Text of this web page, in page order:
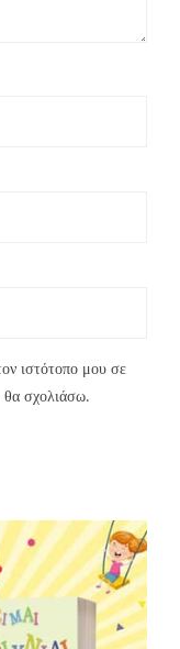
ιστότοπο μου σε
θα σχολιάσω.